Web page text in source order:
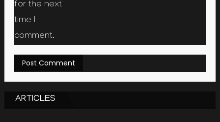
for the next
time I
comment.
ARTICLES